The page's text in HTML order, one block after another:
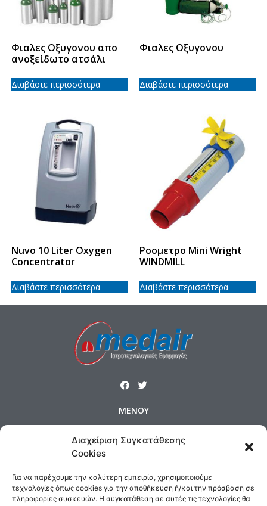
Διαχείριση Συγκατάθεσης
Cookies
Για να παρέχουμε την καλύτερη εμπειρία, χρησιμοποιούμε
τεχνολογίες όπως cookies για την αποθήκευση ή/και την πρόσβαση σε
πληροφορίες συσκευών. Η συγκατάθεση σε αυτές τις τεχνολογίες θα
Φιαλες Οξυγονου απο
ανοξείδωτο ατσάλι
Διαβάστε περισσότερα
Φιαλες Οξυγονου
Διαβάστε περισσότερα
Nuvo 10 Liter Oxygen
Concentrator
Διαβάστε περισσότερα
Ροομετρο Mini Wright
WINDMILL
Διαβάστε περισσότερα
ΜΕΝΟΥ
Αρχική Προϊόντα
Επικοινωνία
Τρόποι Αποστολής & Πολιτική Επιστροφών